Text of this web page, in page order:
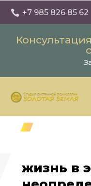
 +7 985 826 85 62
жизнь в